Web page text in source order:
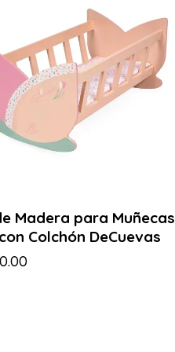
Madera para Muñecas
Colchón DeCuevas